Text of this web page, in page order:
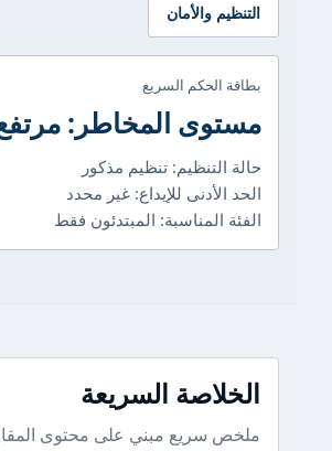
التنظيم والأمان
بطاقة الحكم السريع
مستوى المخاطر:
حالة التنظيم: تنظيم مذكور
الحد الأدنى للإيداع: غير محدد
الفئة المناسبة: المبتدئون فقط
الخلاصة السريعة
ملخص سريع مبني على محتوى